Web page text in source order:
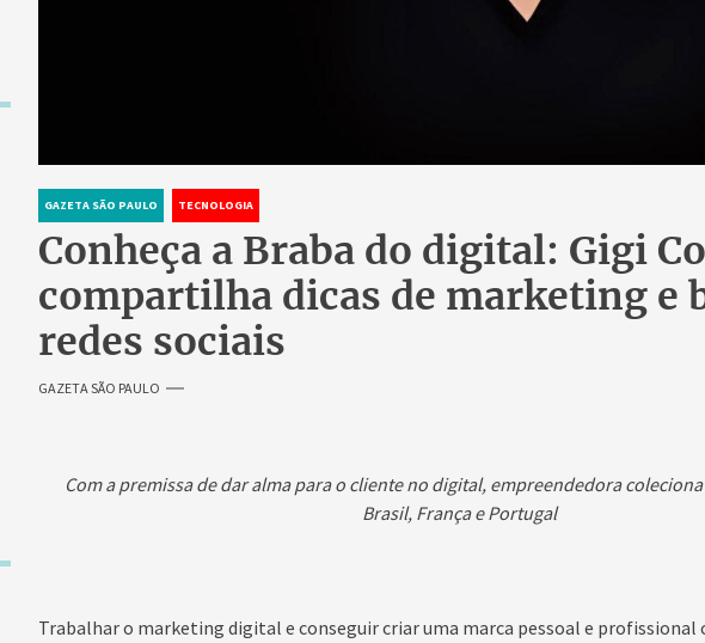
GAZETA SÃO PAULO TECNOLOGIA
Conheça a Braba do digital: Gigi
compartilha dicas de marketing e
redes sociais
GAZETA SÃO PAULO
Com a premissa de dar alma para o cliente no digital, empreendedora
Brasil, França e Portugal
Trabalhar o marketing digital e conseguir criar uma marca pessoal e profissional